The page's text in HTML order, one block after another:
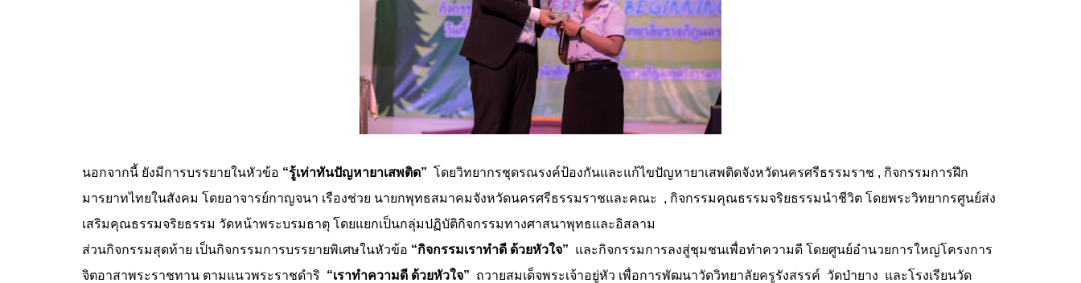
นอกจากนี้ ยังมีการบรรยายในหัวข้อ “รู้เท่าทันปัญหายาเสพติด” โดยวิทยากรชุดรณรงค์ป้องกันและแก้ไขปัญหายาเสพติดจังหวัดนครศรีธรรมราช , กิจกรรมการฝึก
มารยาทไทยในสังคม โดยอาจารย์กาญจนา เรืองช่วย นายกพุทธสมาคมจังหวัดนครศรีธรรมราชและคณะ , กิจกรรมคุณธรรมจริยธรรมนำชีวิต โดยพระวิทยากรศูนย์ส่ง
เสริมคุณธรรมจริยธรรม วัดหน้าพระบรมธาตุ โดยแยกเป็นกลุ่มปฏิบัติกิจกรรมทางศาสนาพุทธและอิสลาม
ส่วนกิจกรรมสุดท้าย เป็นกิจกรรมการบรรยายพิเศษในหัวข้อ “กิจกรรมเราทำดี ด้วยหัวใจ” และกิจกรรมการลงสู่ชุมชนเพื่อทำความดี โดยศูนย์อำนวยการใหญ่โครงการ
จิตอาสาพระราชทาน ตามแนวพระราชดำริ “เราทำความดี ด้วยหัวใจ” ถวายสมเด็จพระเจ้าอยู่หัว เพื่อการพัฒนาวัดวิทยาลัยครูรังสรรค์ วัดป่ายาง และโรงเรียนวัด